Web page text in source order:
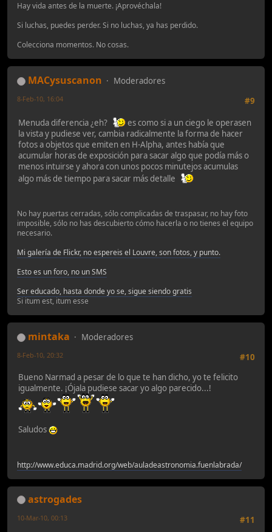
Hay vida antes de la muerte. ¡Aprovéchala!
Si luchas, puedes perder. Si no luchas, ya has perdido.
Colecciona momentos. No cosas.
MACysuscanon
Moderadores
#9
8-Feb-10, 16:04
Menuda diferencia ¿eh?
es como si a un ciego le operasen
la vista y pudiese ver, cambia radicalmente la forma de hacer
fotos a objetos que emiten en H-Alpha, antes había que
acumular horas de exposición para sacar algo que podía más o
menos intuirse y ahora con unos pocos minutejos acumulas
algo más de tiempo para sacar más detalle
No hay puertas cerradas, sólo complicadas de traspasar, no hay foto
imposible, sólo no has descubierto cómo hacerla o no tienes el equipo
necesario.
Mi galería de Flickr, no espereis el Louvre, son fotos, y punto.
Esto es un foro, no un SMS
Ser educado, hasta donde yo se, sigue siendo gratis
Si itum est, itum esse
mintaka
Moderadores
#10
8-Feb-10, 20:32
Bueno Narmad a pesar de lo que te han dicho, yo te felicito
igualmente. ¡Ójala pudiese sacar yo algo parecido...!
Saludos
http://www.educa.madrid.org/web/auladeastronomia.fuenlabrada/
astrogades
#11
10-Mar-10, 00:13